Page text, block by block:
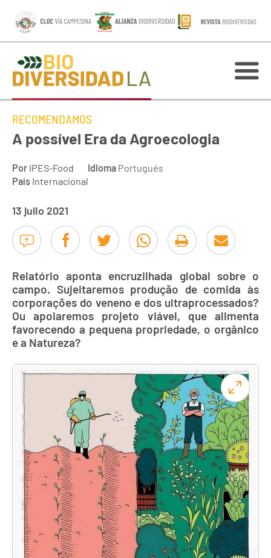
RECOMENDAMOS
A possível Era da Agroecologia
Por IPES-Food Idioma Portugués
País Internacional
13 julio 2021
Relatório aponta encruzilhada global sobre o
campo. Sujeitaremos produção de comida às
corporações do veneno e dos ultraprocessados?
Ou apoiaremos projeto viável, que alimenta
favorecendo a pequena propriedade, o orgânico
e a Natureza?